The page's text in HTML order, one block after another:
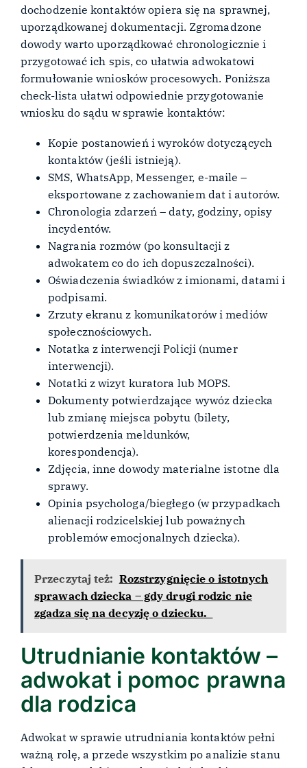
dochodzenie kontaktów opiera się na sprawnej,
uporządkowanej dokumentacji. Zgromadzone
dowody warto uporządkować chronologicznie i
przygotować ich spis, co ułatwia adwokatowi
formułowanie wniosków procesowych. Poniższa
check-lista ułatwi odpowiednie przygotowanie
wniosku do sądu w sprawie kontaktów:
Kopie postanowień i wyroków dotyczących
kontaktów (jeśli istnieją).
SMS, WhatsApp, Messenger, e-maile –
eksportowane z zachowaniem dat i autorów.
Chronologia zdarzeń – daty, godziny, opisy
incydentów.
Nagrania rozmów (po konsultacji z
adwokatem co do ich dopuszczalności).
Oświadczenia świadków z imionami, datami i
podpisami.
Zrzuty ekranu z komunikatorów i mediów
społecznościowych.
Notatka z interwencji Policji (numer
interwencji).
Notatki z wizyt kuratora lub MOPS.
Dokumenty potwierdzające wywóz dziecka
lub zmianę miejsca pobytu (bilety,
potwierdzenia meldunków,
korespondencja).
Zdjęcia, inne dowody materialne istotne dla
sprawy.
Opinia psychologa/biegłego (w przypadkach
alienacji rodzicelskiej lub poważnych
problemów emocjonalnych dziecka).
Przeczytaj też: Rozstrzygnięcie o istotnych
sprawach dziecka – gdy drugi rodzic nie
zgadza się na decyzję o dziecku.
Utrudnianie kontaktów –
adwokat i pomoc prawna
dla rodzica
Adwokat w sprawie utrudniania kontaktów pełni
ważną rolę, a przede wszystkim po analizie stanu